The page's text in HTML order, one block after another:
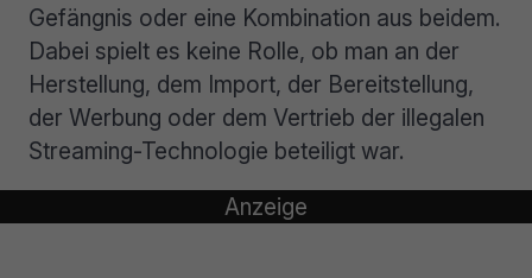
Gefängnis oder eine Kombination aus beidem.
Dabei spielt es keine Rolle, ob man an der
Herstellung, dem Import, der Bereitstellung,
der Werbung oder dem Vertrieb der illegalen
Streaming-Technologie beteiligt war.